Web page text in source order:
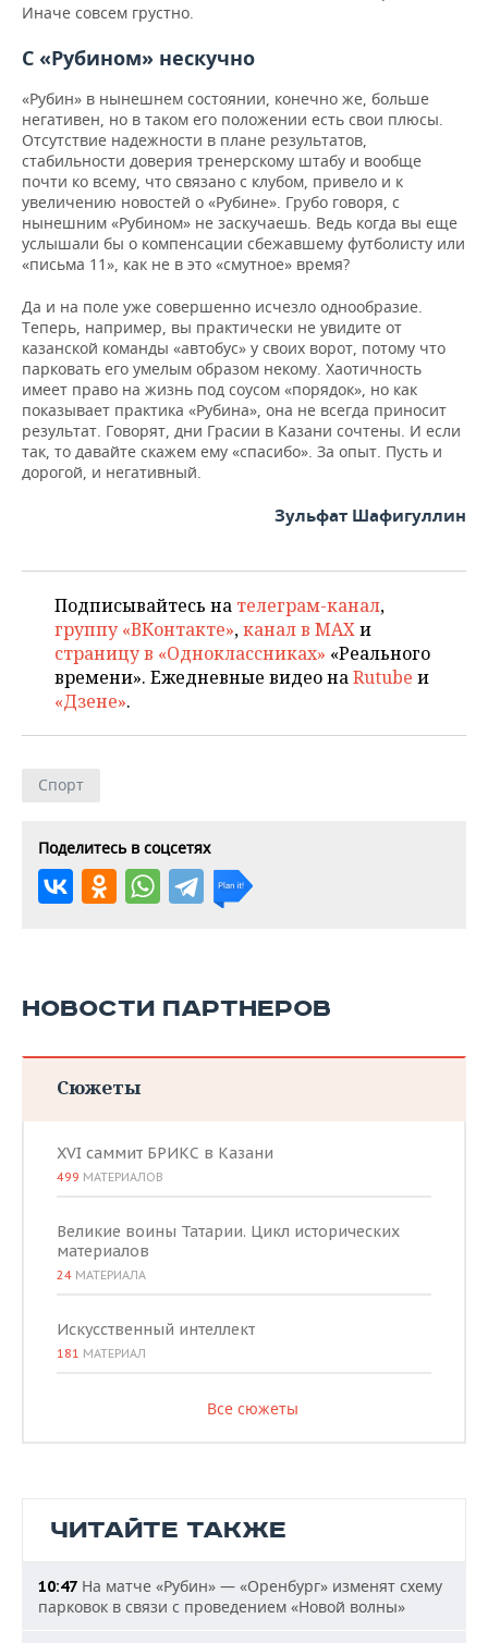
Иначе совсем грустно.
С «Рубином» нескучно
«Рубин» в нынешнем состоянии, конечно же, больше
негативен, но в таком его положении есть свои плюсы.
Отсутствие надежности в плане результатов,
стабильности доверия тренерскому штабу и вообще
почти ко всему, что связано с клубом, привело и к
увеличению новостей о «Рубине». Грубо говоря, с
нынешним «Рубином» не заскучаешь. Ведь когда вы еще
услышали бы о компенсации сбежавшему футболисту или
«письма 11», как не в это «смутное» время?
Да и на поле уже совершенно исчезло однообразие.
Теперь, например, вы практически не увидите от
казанской команды «автобус» у своих ворот, потому что
парковать его умелым образом некому. Хаотичность
имеет право на жизнь под соусом «порядок», но как
показывает практика «Рубина», она не всегда приносит
результат. Говорят, дни Грасии в Казани сочтены. И если
так, то давайте скажем ему «спасибо». За опыт. Пусть и
дорогой, и негативный.
Зульфат Шафигуллин
Подписывайтесь на телеграм-канал,
группу «ВКонтакте»,канал в MAXи
страницу в «Одноклассниках» «Реального
времени». Ежедневные видео наRutube и
«Дзене».
Спорт
Поделитесь в соцсетях
НОВОСТИ ПАРТНЕРОВ
Сюжеты
XVI саммит БРИКС в Казани
499 МАТЕРИАЛОВ
Великие воины Татарии. Цикл исторических
материалов
24 МАТЕРИАЛА
Искусственный интеллект
181 МАТЕРИАЛ
Все сюжеты
ЧИТАЙТЕ ТАКЖЕ
10:47 На матче «Рубин» — «Оренбург» изменят схему
парковок в связи с проведением «Новой волны»